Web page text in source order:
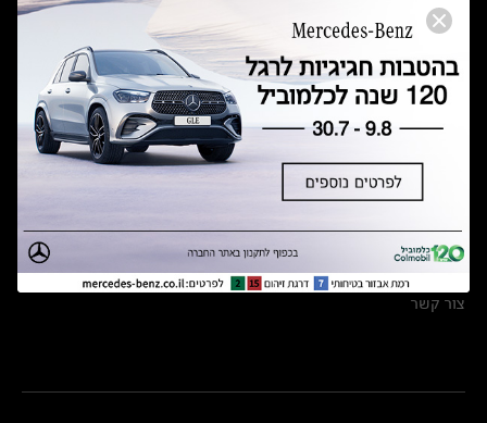
הודעה על הטבות לרכבי מרצדס בהסדר פשרה בתצ 56447-02-19
תקנון ימי מכירות 120 לכלמוביל
מצאו אותנו
אולמות תצוגה
מרכזי שירות
צור קשר